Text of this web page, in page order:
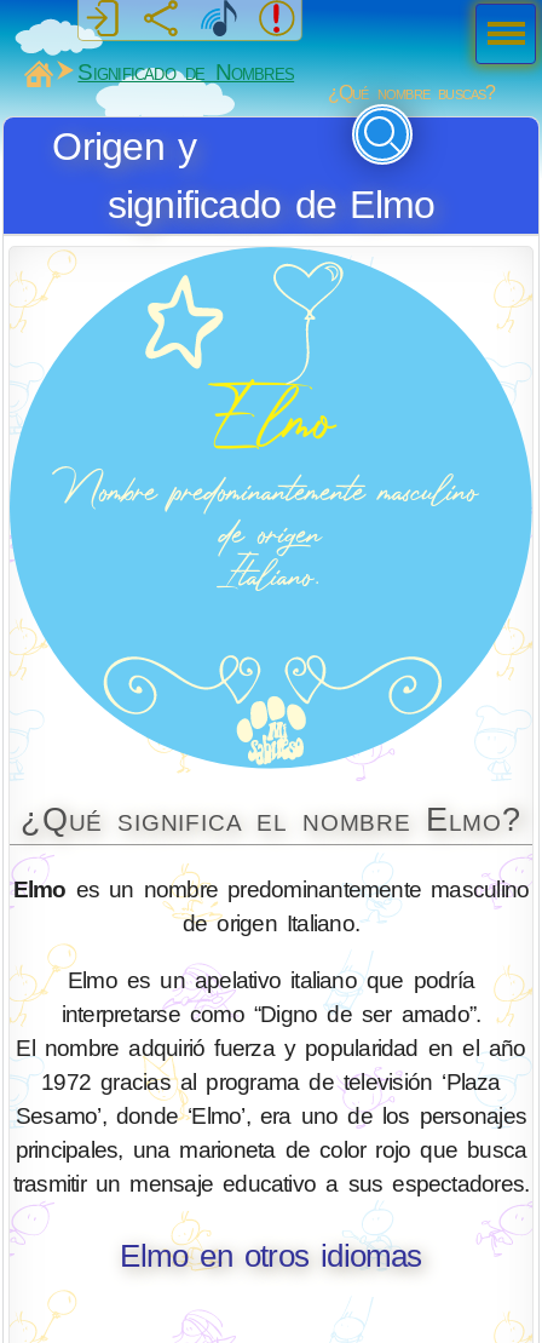
MiSabueso
Significado de Nombres
¿Qué nombre buscas?
Origen y
significado de Elmo
¿Qué significa el nombre Elmo?
Elmo es un nombre predominantemente masculino
de origen Italiano.
Elmo es un apelativo italiano que podría
interpretarse como “Digno de ser amado”.
El nombre adquirió fuerza y popularidad en el año
1972 gracias al programa de televisión ‘Plaza
Sesamo’, donde ‘Elmo’, era uno de los personajes
principales, una marioneta de color rojo que busca
trasmitir un mensaje educativo a sus espectadores.
Elmo en otros idiomas
Men
ú